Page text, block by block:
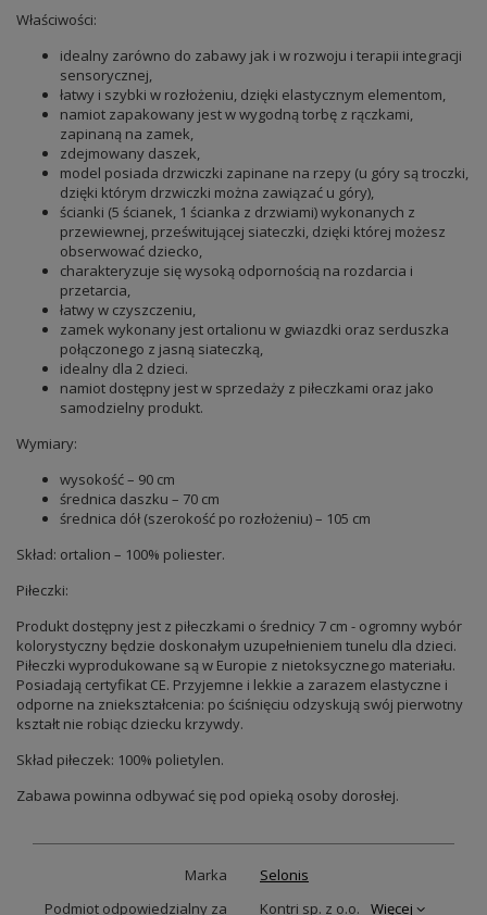
Właściwości:
idealny zarówno do zabawy jak i w rozwoju i terapii integracji
sensorycznej,
łatwy i szybki w rozłożeniu, dzięki elastycznym elementom,
namiot zapakowany jest w wygodną torbę z rączkami,
zapinaną na zamek,
zdejmowany daszek,
model posiada drzwiczki zapinane na rzepy (u góry są troczki,
dzięki którym drzwiczki można zawiązać u góry),
ścianki (5 ścianek, 1 ścianka z drzwiami) wykonanych z
przewiewnej, prześwitującej siateczki, dzięki której możesz
obserwować dziecko,
charakteryzuje się wysoką odpornością na rozdarcia i
przetarcia,
łatwy w czyszczeniu,
zamek wykonany jest ortalionu w gwiazdki oraz serduszka
połączonego z jasną siateczką,
idealny dla 2 dzieci.
namiot dostępny jest w sprzedaży z piłeczkami oraz jako
samodzielny produkt.
Wymiary:
wysokość – 90 cm
średnica daszku – 70 cm
średnica dół (szerokość po rozłożeniu) – 105 cm
Skład: ortalion – 100% poliester.
Piłeczki:
Produkt dostępny jest z piłeczkami o średnicy 7 cm - ogromny wybór
kolorystyczny będzie doskonałym uzupełnieniem tunelu dla dzieci.
Piłeczki wyprodukowane są w Europie z nietoksycznego materiału.
Posiadają certyfikat CE. Przyjemne i lekkie a zarazem elastyczne i
odporne na zniekształcenia: po ściśnięciu odzyskują swój pierwotny
kształt nie robiąc dziecku krzywdy.
Skład piłeczek: 100% polietylen.
Zabawa powinna odbywać się pod opieką osoby dorosłej.
Marka
Selonis
Podmiot odpowiedzialny za
Kontri sp. z o.o. Więcej